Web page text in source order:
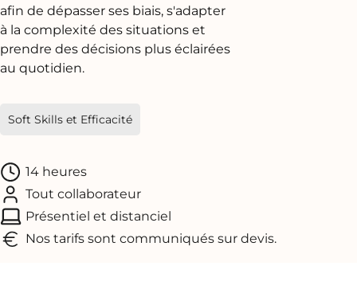
afin de dépasser ses biais, s'adapter
à la complexité des situations et
prendre des décisions plus éclairées
au quotidien.
Soft Skills et Efficacité
14 heures
Tout collaborateur
Présentiel et distanciel
Nos tarifs sont communiqués sur devis.